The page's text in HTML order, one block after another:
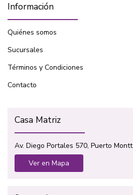
Información
Quiénes somos
Sucursales
Términos y Condiciones
Contacto
Casa Matriz
Av. Diego Portales 570, Puerto Montt
Ver en Mapa